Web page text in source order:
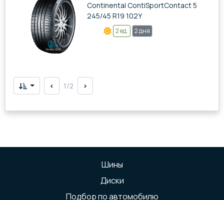
Continental ContiSportContact 5
245/45 R19 102Y
2 ед. 2 дня
< 1/2 >
Шины
Диски
Подбор по автомобилю